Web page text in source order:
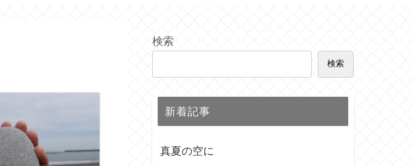
検索
検索
新着記事
真夏の空に